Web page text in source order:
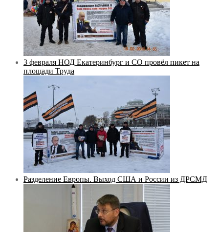
3 февраля НОД Екатеринбург и СО провёл пикет на
площади Труда
Разделение Европы. Выход США и России из ДРСМД